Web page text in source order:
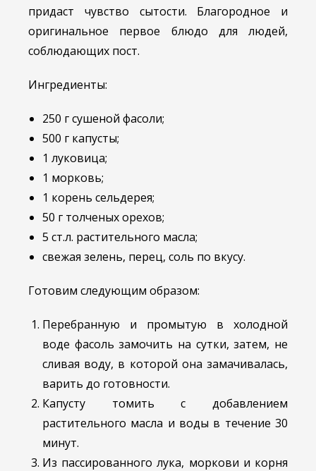
придаст чувство сытости. Благородное и
оригинальное первое блюдо для людей,
соблюдающих пост.
Ингредиенты:
250 г сушеной фасоли;
500 г капусты;
1 луковица;
1 морковь;
1 корень сельдерея;
50 г толченых орехов;
5 ст.л. растительного масла;
свежая зелень, перец, соль по вкусу.
Готовим следующим образом:
Перебранную и промытую в холодной
воде фасоль замочить на сутки, затем, не
сливая воду, в которой она замачивалась,
варить до готовности.
Капусту томить с добавлением
растительного масла и воды в течение 30
минут.
Из пассированного лука, моркови и корня